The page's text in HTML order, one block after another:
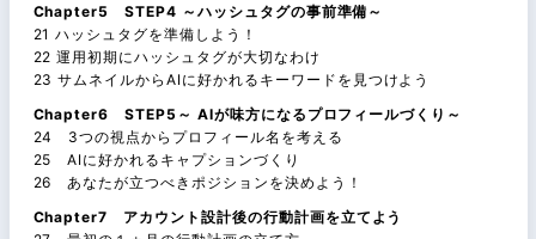
Chapter5 STEP4 ～ハッシュタグの事前準備～
21 ハッシュタグを準備しよう！
22 運用初期にハッシュタグが大切なわけ
23 サムネイルからAIに好かれるキーワードを見つけよう
Chapter6 STEP5～ AIが味方になるプロフィールづくり～
24 3つの視点からプロフィール名を考える
25 AIに好かれるキャプションづくり
26 あなたが立つべきポジションを決めよう！
Chapter7 アカウント設計後の行動計画を立てよう